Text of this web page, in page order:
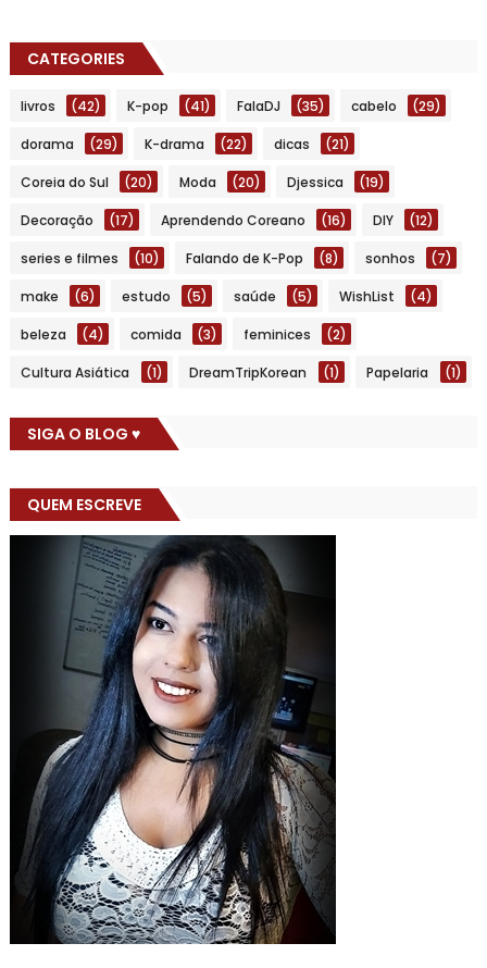
CATEGORIES
livros (42) K-pop (41) FalaDJ (35) cabelo (29)
dorama (29) K-drama (22) dicas (21)
Coreia do Sul (20) Moda (20) Djessica (19)
Decoração (17) Aprendendo Coreano (16) DIY (12)
series e filmes (10) Falando de K-Pop (8) sonhos (7)
make (6) estudo (5) saúde (5) WishList (4)
beleza (4) comida (3) feminices (2)
Cultura Asiática (1) DreamTripKorean (1) Papelaria (1)
SIGA O BLOG ♥
QUEM ESCREVE